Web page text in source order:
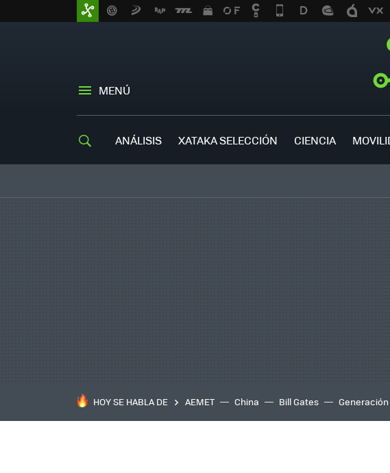
MENÚ
ANÁLISIS XATAKA SELECCIÓN CIENCIA
HOY SE HABLA DE AEMET China Bill Gates Generación